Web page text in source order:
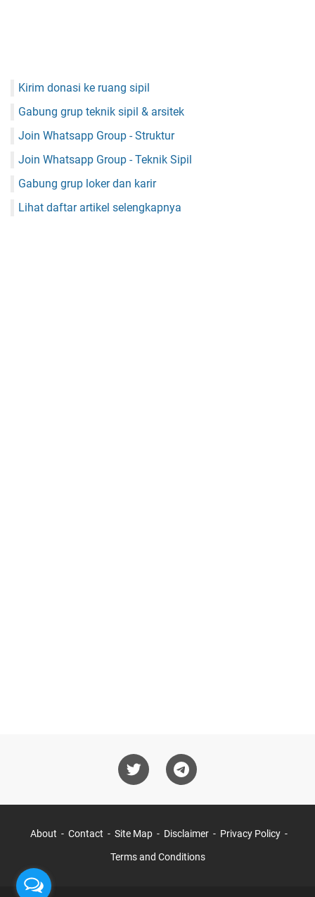
Kirim donasi ke ruang sipil
Gabung grup teknik sipil & arsitek
Join Whatsapp Group - Struktur
Join Whatsapp Group - Teknik Sipil
Gabung grup loker dan karir
Lihat daftar artikel selengkapnya
About Contact Site Map Disclaimer Privacy Policy
Terms and Conditions